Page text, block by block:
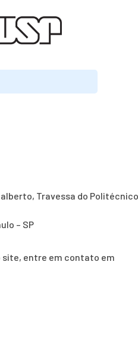
Travessa do
– SP
site, entre em contato em